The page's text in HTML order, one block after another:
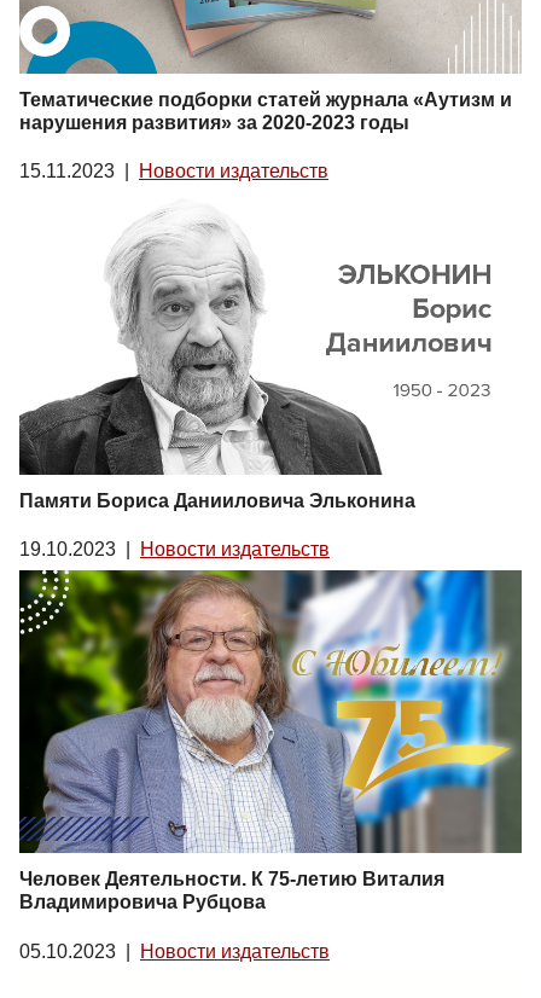
Тематические подборки статей журнала «Аутизм и
нарушения развития» за 2020-2023 годы
15.11.2023 Новости издательств
Памяти Бориса Данииловича Эльконина
19.10.2023 Новости издательств
Человек Деятельности. К 75-летию Виталия
Владимировича Рубцова
05.10.2023 Новости издательств